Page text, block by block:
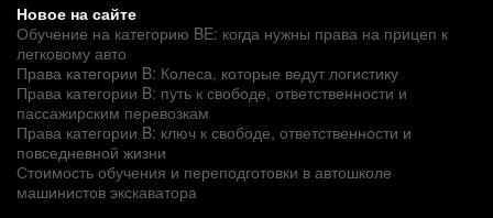
Новое на сайте
Обучение на категорию BE: когда нужны права на прицеп к
легковому авто
Права категории B: Колеса, которые ведут логистику
Права категории B: путь к свободе, ответственности и
пассажирским перевозкам
Права категории B: ключ к свободе, ответственности и
повседневной жизни
Стоимость обучения и переподготовки в автошколе
машинистов экскаватора